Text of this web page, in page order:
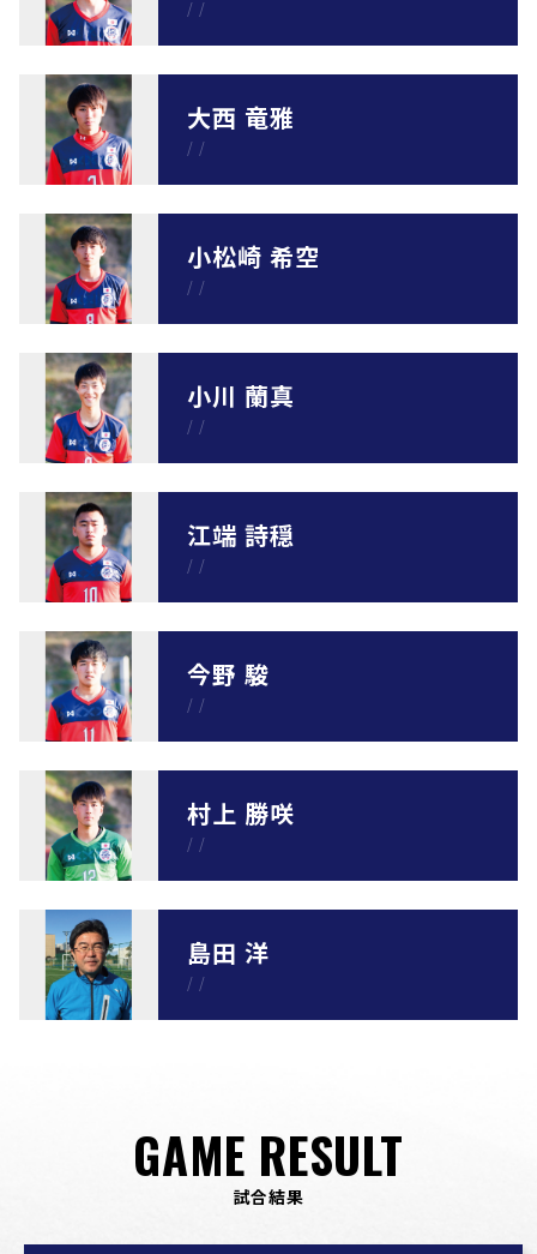
/ /
大西 竜雅
/ /
小松崎 希空
/ /
小川 蘭真
/ /
江端 詩穏
/ /
今野 駿
/ /
村上 勝咲
/ /
島田 洋
/ /
GAME RESULT
試合結果